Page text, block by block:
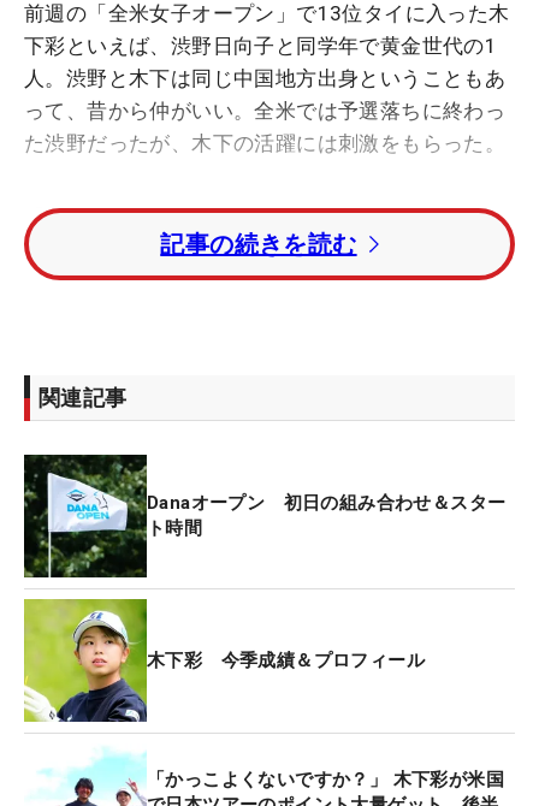
前週の「全米女子オープン」で13位タイに入った木
下彩といえば、渋野日向子と同学年で黄金世代の1
人。渋野と木下は同じ中国地方出身ということもあ
って、昔から仲がいい。全米では予選落ちに終わっ
た渋野だったが、木下の活躍には刺激をもらった。
「めっちゃ頑張ってたからすごい刺激をもらったと
いうか、いや、すごいわ」。初の海外試合、しかも
世界一過酷な戦いで大健闘の木下の結果には、渋野
全米3日目には、木下と勝みなみというペアリング
も実現し、会場で練習していた渋野と木下、勝で話
ちゃん（勝）と誘いました」と、米ツアーへのお誘
いも忘れない。渋野自身も初海外試合の「全英AIG
女子オープン」で優勝し、その後の海外への扉を開
いた。木下の挑戦が実現するかは定かではないが、
同学年3人によるそんな会話は大いに盛り上がっ
た。
日本ツアーにも海外メジャーのポイントは加算され
るとあって、今季低迷していた木下は大量のポイン
トを獲得。これでリランキングも上位に入り、後半
記事の続きを読む
関連記事
Danaオープン 初日の組み合わせ＆スター
ト時間
木下彩 今季成績＆プロフィール
「かっこよくないですか？」 木下彩が米国